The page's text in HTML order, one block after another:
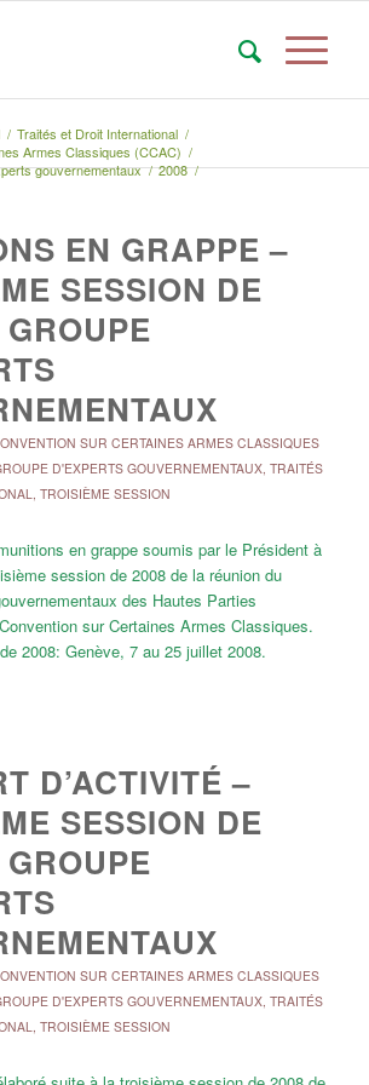
/ Traités et Droit International /
Armes Classiques (CCAC) /
gouvernementaux / 2008 /
EN GRAPPE –
SESSION DE
SUR CERTAINES ARMES CLASSIQUES
D'EXPERTS GOUVERNEMENTAUX, TRAITÉS
, TROISIÈME SESSION
en grappe soumis par le Président à
session de 2008 de la réunion du
des Hautes Parties
sur Certaines Armes Classiques.
2008: Genève, 7 au 25 juillet 2008.
D’ACTIVITÉ –
SESSION DE
SUR CERTAINES ARMES CLASSIQUES
D'EXPERTS GOUVERNEMENTAUX, TRAITÉS
, TROISIÈME SESSION